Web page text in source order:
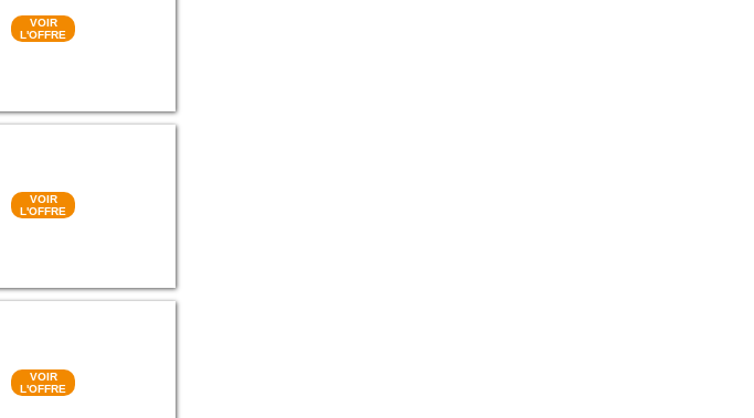
VOIR
L'OFFRE
VOIR
L'OFFRE
VOIR
L'OFFRE